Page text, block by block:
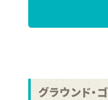
グラウンド・